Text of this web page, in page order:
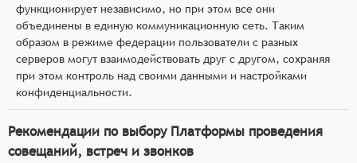
функционирует независимо, но при этом все они
объединены в единую коммуникационную сеть. Таким
образом в режиме федерации пользователи с разных
серверов могут взаимодействовать друг с другом, сохраняя
при этом контроль над своими данными и настройками
конфиденциальности.
Рекомендации по выбору Платформы проведения
совещаний, встреч и звонков